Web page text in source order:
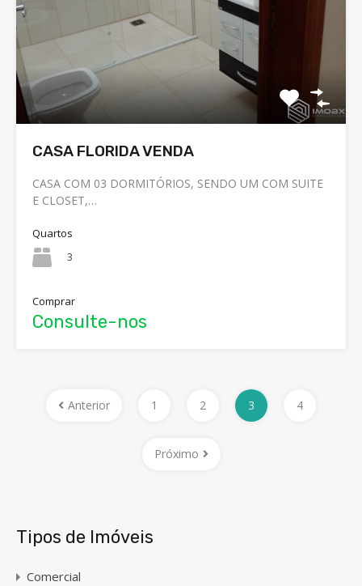
CASA FLORIDA VENDA
CASA COM 03 DORMITÓRIOS, SENDO UM COM SUITE
E CLOSET,…
Quartos
3
Comprar
Consulte-nos
Anterior 1 2 3 4
Próximo
Tipos de Imóveis
Comercial